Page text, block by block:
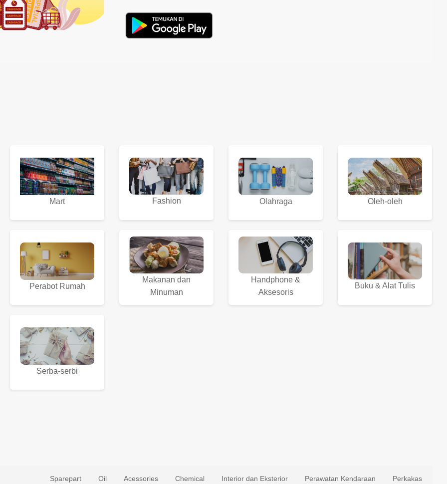
Mart Fashion Olahraga Oleh-oleh
Perabot Rumah
Makanan dan
Minuman
Handphone &
Aksesoris
Buku & Alat Tulis
Serba-serbi
Sparepart Oil Acessories Chemical Interior dan Eksterior Perawatan Kendaraan Perkakas